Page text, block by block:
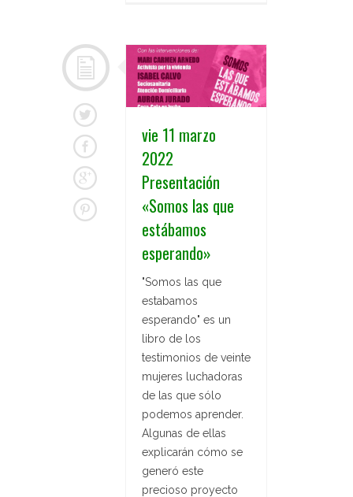
vie 11 marzo
2022
Presentación
«Somos las que
estábamos
esperando»
"Somos las que
estabamos
esperando" es un
libro de los
testimonios de veinte
mujeres luchadoras
de las que sólo
podemos aprender.
Algunas de ellas
explicarán cómo se
generó este
precioso proyecto